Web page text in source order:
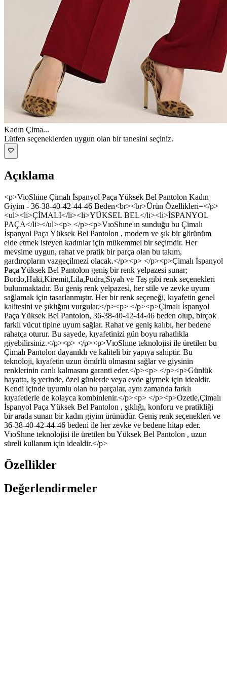
Kadın Çima...
Lütfen seçeneklerden uygun olan bir tanesini seçiniz.
Açıklama
<p>VioShine Çimalı İspanyol Paça Yüksek Bel Pantolon Kadın
Giyim - 36-38-40-42-44-46 Beden<br><br>Ürün Özellikleri=</p>
<ul><li>ÇİMALI</li><li>YÜKSEL BEL</li><li>İSPANYOL
PAÇA</li></ul><p> </p><p>VıoShıne'ın sunduğu bu Çimalı
İspanyol Paça Yüksek Bel Pantolon , modern ve şık bir görünüm
elde etmek isteyen kadınlar için mükemmel bir seçimdir. Her
mevsime uygun, rahat ve pratik bir parça olan bu takım,
gardıropların vazgeçilmezi olacak.</p><p> </p><p>Çimalı İspanyol
Paça Yüksek Bel Pantolon geniş bir renk yelpazesi sunar;
Bordo,Haki,Kiremit,Lila,Pudra,Siyah ve Taş gibi renk seçenekleri
bulunmaktadır. Bu geniş renk yelpazesi, her stile ve zevke uyum
sağlamak için tasarlanmıştır. Her bir renk seçeneği, kıyafetin genel
kalitesini ve şıklığını vurgular.</p><p> </p><p>Çimalı İspanyol
Paça Yüksek Bel Pantolon, 36-38-40-42-44-46 beden olup, birçok
farklı vücut tipine uyum sağlar. Rahat ve geniş kalıbı, her bedene
rahatça oturur. Bu sayede, kıyafetinizi gün boyu rahatlıkla
giyebilirsiniz.</p><p> </p><p>VıoShıne teknolojisi ile üretilen bu
Çimalı Pantolon dayanıklı ve kaliteli bir yapıya sahiptir. Bu
teknoloji, kıyafetin uzun ömürlü olmasını sağlar ve giysinin
renklerinin canlı kalmasını garanti eder.</p><p> </p><p>Günlük
hayatta, iş yerinde, özel günlerde veya evde giymek için idealdir.
Kendi içinde uyumlu olan bu parçalar, aynı zamanda farklı
kıyafetlerle de kolayca kombinlenir.</p><p> </p><p>Özetle,Çimalı
İspanyol Paça Yüksek Bel Pantolon , şıklığı, konforu ve pratikliği
bir arada sunan bir kadın giyim ürünüdür. Geniş renk seçenekleri ve
36-38-40-42-44-46 bedeni ile her zevke ve bedene hitap eder.
VıoShıne teknolojisi ile üretilen bu Yüksek Bel Pantolon , uzun
süreli kullanım için idealdir.</p>
Özellikler
Değerlendirmeler